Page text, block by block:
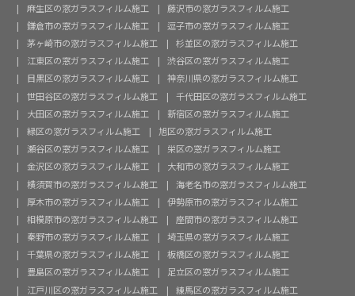
麻生区の窓ガラスフィルム施工
藤沢市の窓ガラスフィルム施工
鎌倉市の窓ガラスフィルム施工
逗子市の窓ガラスフィルム施工
茅ヶ崎市の窓ガラスフィルム施工
杉並区の窓ガラスフィルム施工
江東区の窓ガラスフィルム施工
渋谷区の窓ガラスフィルム施工
目黒区の窓ガラスフィルム施工
神奈川県の窓ガラスフィルム施工
世田谷区の窓ガラスフィルム施工
千代田区の窓ガラスフィルム施工
大田区の窓ガラスフィルム施工
新宿区の窓ガラスフィルム施工
緑区の窓ガラスフィルム施工
旭区の窓ガラスフィルム施工
瀬谷区の窓ガラスフィルム施工
栄区の窓ガラスフィルム施工
金沢区の窓ガラスフィルム施工
大和市の窓ガラスフィルム施工
横須賀市の窓ガラスフィルム施工
海老名市の窓ガラスフィルム施工
厚木市の窓ガラスフィルム施工
伊勢原市の窓ガラスフィルム施工
相模原市の窓ガラスフィルム施工
座間市の窓ガラスフィルム施工
秦野市の窓ガラスフィルム施工
埼玉県の窓ガラスフィルム施工
千葉県の窓ガラスフィルム施工
板橋区の窓ガラスフィルム施工
豊島区の窓ガラスフィルム施工
足立区の窓ガラスフィルム施工
江戸川区の窓ガラスフィルム施工
練馬区の窓ガラスフィルム施工